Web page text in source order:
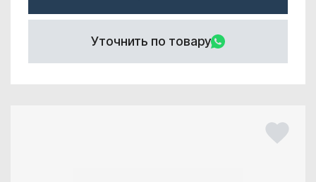
Уточнить по товару